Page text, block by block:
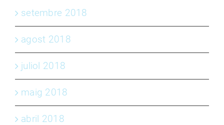
setembre 2018
agost 2018
juliol 2018
maig 2018
abril 2018